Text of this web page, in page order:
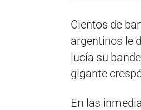
Cientos de
argentinos le
lucía su
gigante
En las